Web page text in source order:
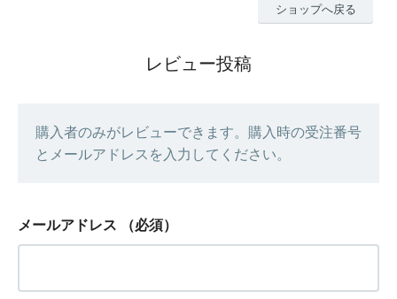
ショップへ戻る
レビュー投稿
購入者のみがレビューできます。購入時の受注番号
とメールアドレスを入力してください。
メールアドレス （必須）